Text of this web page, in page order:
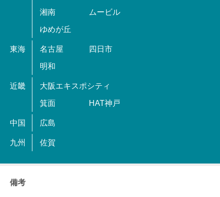
湘南 ムービル
ゆめが丘
東海 名古屋 四日市
明和
近畿 大阪エキスポシティ
箕面 HAT神戸
中国 広島
九州 佐賀
備考